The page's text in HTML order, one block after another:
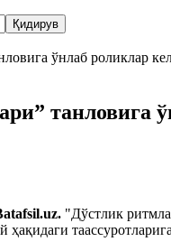
танловига
"Дўстлик
ҳақидаги